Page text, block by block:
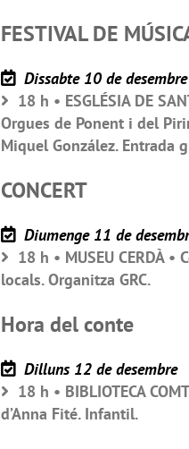
FESTIVAL DE
Dissabte 10 de desembre
18 h • ESGLÉSIA DE
Orgues de Ponent i del
Miquel González. Entrada
CONCERT
Diumenge 11 de
18 h • MUSEU CERDÀ
locals. Organitza GRC.
Hora del conte
Dilluns 12 de desembre
18 h • BIBLIOTECA
d’Anna Fité. Infantil.